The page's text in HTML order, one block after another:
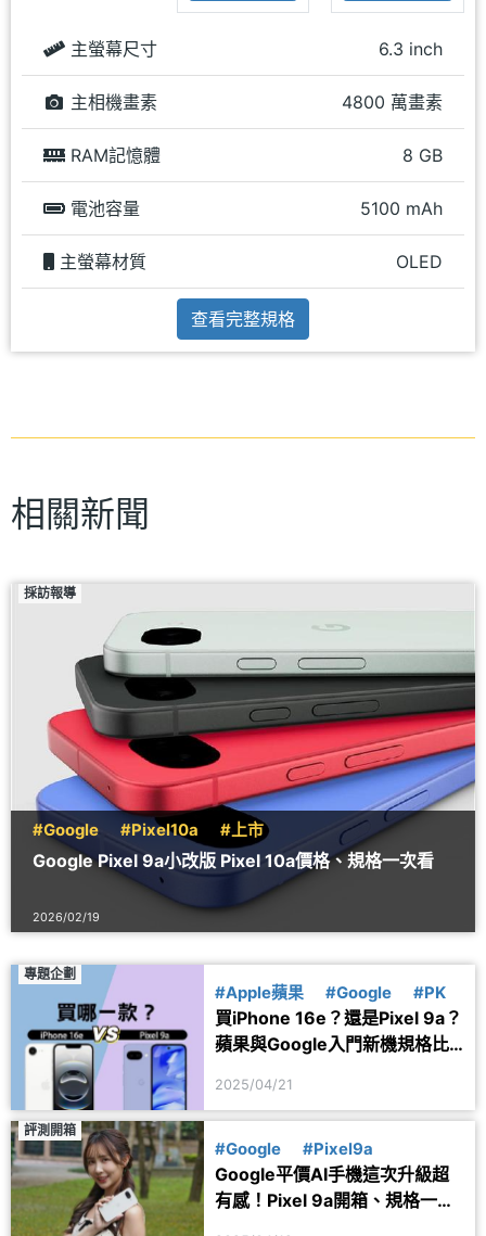
主螢幕尺寸 6.3 inch
主相機畫素 4800 萬畫素
RAM記憶體 8 GB
電池容量 5100 mAh
主螢幕材質 OLED
查看完整規格
相關新聞
採訪報導
#Google #Pixel10a #上市
Google Pixel 9a小改版 Pixel 10a價格、規格一次看
2026/02/19
專題企劃
#Apple蘋果 #Google #PK
買iPhone 16e？還是Pixel 9a？
蘋果與Google入門新機規格比
2025/04/21
評測開箱
#Google #Pixel9a
Google平價AI手機這次升級超
有感！Pixel 9a開箱、規格一次